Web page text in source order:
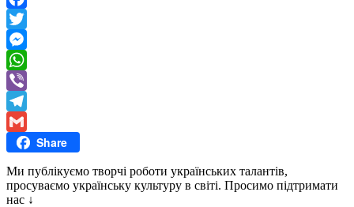
Facebook
Twitter
Messenger
WhatsApp
Viber
Telegram
GmailShare
Ми публікуємо творчі роботи українських талантів,
просуваємо українську культуру в світі. Просимо підтримати
нас ↓